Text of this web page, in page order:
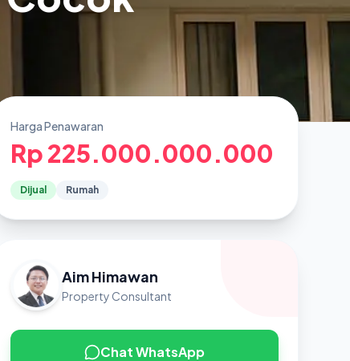
Harga Penawaran
Rp 225.000.000.000
Dijual Rumah
Aim Himawan
Property Consultant
Chat WhatsApp